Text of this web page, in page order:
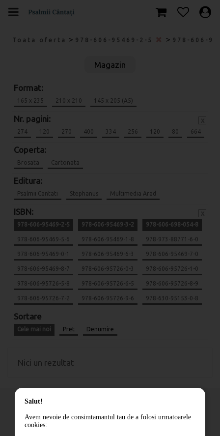
Toata oferta > 978-606-95469-2-5 > 978-606-
Magazin
Format:
165 x 235 210 x 210 145 x 205 (A5)
Nr. pagini:
274 120 270 400 334 256 120 80 664
Coperta:
Brosata Cartonata
Editura:
Psalmii Cantati Stephanus Multimedia Arad
ISBN:
978-606-95469-2-5 978-606-95469-3-2 978-606-698-054-8
978-606-95469-5-6 978-606-95469-1-8 978-973-88771-6-0
978-606-95469-0-1 978-606-95469-6-3 978-606-95469-7-0
978-606-95469-8-7 978-606-95726-0-3 978-606-95726-1-0
978-606-95726-5-8 978-606-95726-6-5 978-606-95726-8-9
978-606-95726-7-2 978-606-95726-9-6 978-630-95153-0-8
Sortare
Cele mai noi Pret Denumire
Nici un rezultat
Cum comand
Salut!
Avem nevoie de consimtamantul tau de a folosi urmatoarele
cookies: